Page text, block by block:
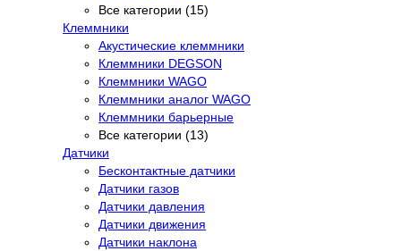
Все категории (15)
Клеммники
Акустические клеммники
Клеммники DEGSON
Клеммники WAGO
Клеммники аналог WAGO
Клеммники барьерные
Все категории (13)
Датчики
Бесконтактные датчики
Датчики газов
Датчики давления
Датчики движения
Датчики наклона